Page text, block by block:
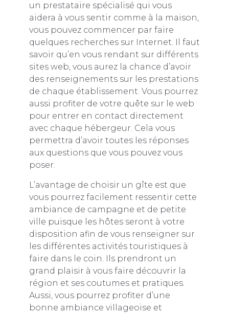
un prestataire spécialisé qui vous
aidera à vous sentir comme à la maison,
vous pouvez commencer par faire
quelques recherches sur Internet. Il faut
savoir qu’en vous rendant sur différents
sites web, vous aurez la chance d’avoir
des renseignements sur les prestations
de chaque établissement. Vous pourrez
aussi profiter de votre quête sur le web
pour entrer en contact directement
avec chaque hébergeur. Cela vous
permettra d’avoir toutes les réponses
aux questions que vous pouvez vous
poser.
L’avantage de choisir un gîte est que
vous pourrez facilement ressentir cette
ambiance de campagne et de petite
ville puisque les hôtes seront à votre
disposition afin de vous renseigner sur
les différentes activités touristiques à
faire dans le coin. Ils prendront un
grand plaisir à vous faire découvrir la
région et ses coutumes et pratiques.
Aussi, vous pourrez profiter d’une
bonne ambiance villageoise et